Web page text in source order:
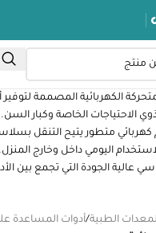
الكهربائية المصممة لتوفير
الاحتياجات الخاصة وكبار
متطور يتيح التنقل
اليومي داخل وخارج
عالية الجودة التي تجمع بين
الطبية/أدوات المساعدة